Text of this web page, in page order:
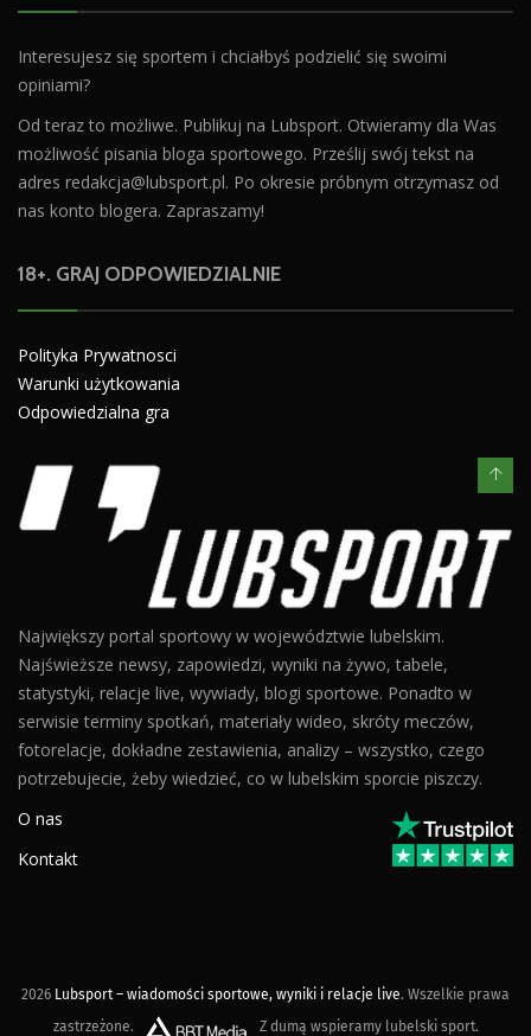
Interesujesz się sportem i chciałbyś podzielić się swoimi
opiniami?
Od teraz to możliwe. Publikuj na Lubsport. Otwieramy dla Was
możliwość pisania bloga sportowego. Prześlij swój tekst na
adres redakcja@lubsport.pl. Po okresie próbnym otrzymasz od
nas konto blogera. Zapraszamy!
18+. GRAJ ODPOWIEDZIALNIE
Polityka Prywatnosci
Warunki użytkowania
Odpowiedzialna gra
Największy portal sportowy w województwie lubelskim.
Najświeższe newsy, zapowiedzi, wyniki na żywo, tabele,
statystyki, relacje live, wywiady, blogi sportowe. Ponadto w
serwisie terminy spotkań, materiały wideo, skróty meczów,
fotorelacje, dokładne zestawienia, analizy – wszystko, czego
potrzebujecie, żeby wiedzieć, co w lubelskim sporcie piszczy.
O nas
Kontakt
2026 Lubsport – wiadomości sportowe, wyniki i relacje live. Wszelkie prawa
zastrzeżone.
Z dumą wspieramy lubelski sport.